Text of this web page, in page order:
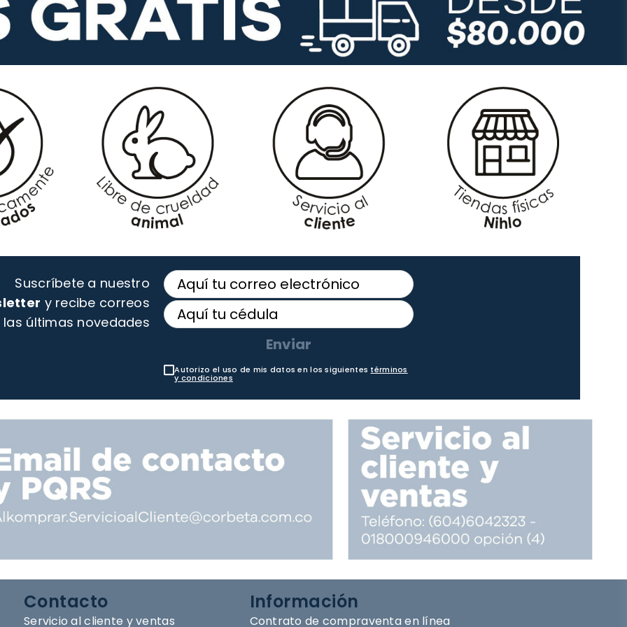
Suscríbete a nuestro
y recibe correos
últimas novedades
Enviar
Autorizo el uso de mis datos en los siguientes términos
y condiciones
Contacto
Servicio al cliente y ventas
Información
Contrato de compraventa en línea